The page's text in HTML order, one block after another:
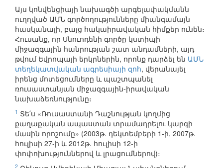
Այս կոնվենցիայի նախագծի արգելափակմանն
ուղղված ԱՄՆ գործողությունները միանգամայն
հասկանալի, բայց հակաիրավական հիմքեր ունեն։
Հուսանք, որ Սնուոդենի գործը կստիպի
միջազգային հանրության շատ անդամների, այդ
թվում Եվրոպայի երկրներին, որոնք դարձել են ԱՄՆ
տեղեկատվական ագրեսիայի զոհ, վերանայել
իրենց մոտեցումները և պաշտպանել
ռուսաստանյան միջազգային-իրավական
նախաձեռնությունը։
1 Տե՛ս «Ռուսաստանի Դաշնության կողմից
քաղաքական ապաստան տրամադրելու կարգի
մասին որոշումը» (2003թ. դեկտեմբերի 1-ի, 2007թ.
հուլիսի 27-ի և 2012թ. հուլիսի 12-ի
փոփոխություններով և լրացումներով)։
2